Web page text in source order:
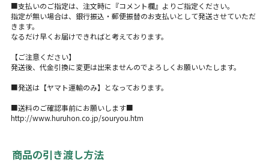
■支払いのご指定は、注文時に『コメント欄』よりご指定ください。
指定が無い場合は、銀行振込・郵便振替のお支払いとして発送させていただ
きます。
なるだけ早くお届けできればと考えております。
【ご注意ください】
発送後、代金引換に変更は出来ませんのでよろしくお願いいたします。
■発送は【ヤマト運輸のみ】となっております。
■送料のご確認事前にお願いします■
http://www.huruhon.co.jp/souryou.htm
商品の引き渡し方法